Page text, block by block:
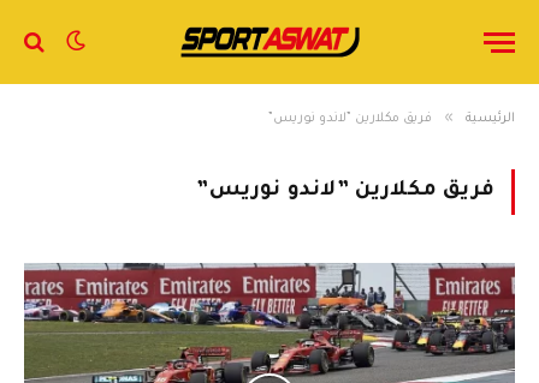
الرئيسية » فريق ​مكلارين​ ​”لاندو نوريس”
فريق ​مكلارين​ ​”لاندو نوريس”